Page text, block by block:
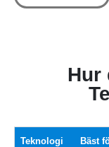
Hur
Teknologi Bäst